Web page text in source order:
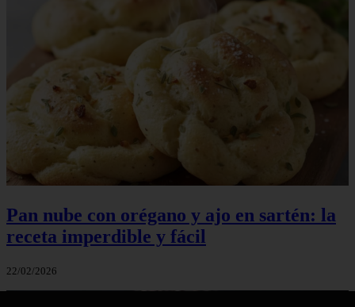
Pan nube con orégano y ajo en sartén: la
receta imperdible y fácil
22/02/2026